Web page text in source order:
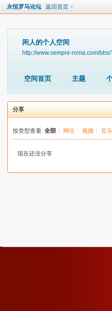
永恒罗马论坛 返回首页
闲人的个人空间
http://www.sempre-roma.com/bbs/
空间首页 主题
分享
按类型查看: 全部 网址 视频 音乐
现在还没分享